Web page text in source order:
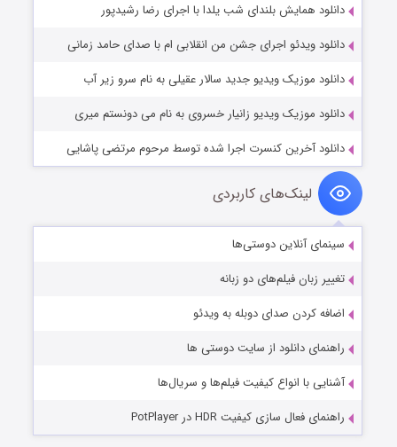
دانلود همایش بلندای شب یلدا با اجرای رضا رشیدپور
دانلود ویدئو اجرای جشن من انقلابی ام با صدای حامد زمانی
دانلود موزیک ویدیو جدید سالار عقیلی به نام سرو زیر آب
دانلود موزیک ویدیو زانیار خسروی به نام می دونستم میری
دانلود آخرین کنسرت اجرا شده توسط مرحوم مرتضی پاشایی
لینک‌های کاربردی
سینمای آنلاین دوستی‌ها
تغییر زبان فیلم‌های دو زبانه
اضافه کردن صدای دوبله به ویدئو
راهنمای دانلود از سایت دوستی ها
آشنایی با انواع کیفیت فیلم‌ها و سریال‌ها
راهنمای فعال سازی کیفیت HDR در PotPlayer